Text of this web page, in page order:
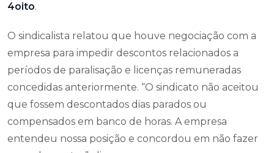
4oito.
O sindicalista relatou que houve negociação com a
empresa para impedir descontos relacionados a
períodos de paralisação e licenças remuneradas
concedidas anteriormente. “O sindicato não aceitou
que fossem descontados dias parados ou
compensados em banco de horas. A empresa
entendeu nossa posição e concordou em não fazer